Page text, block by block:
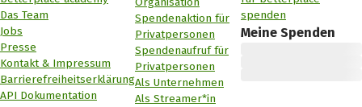
Das Team
Jobs
Presse
Kontakt & Impressum
Barrierefreiheitserklärung
API Dokumentation
Spendenaktion für
Privatpersonen
Spendenaufruf für
Privatpersonen
Als Unternehmen
Als Streamer*in
spenden
Meine Spenden